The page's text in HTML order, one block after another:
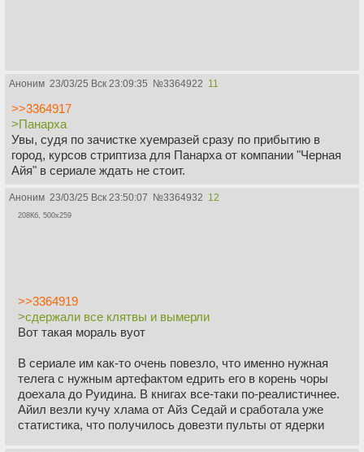
от гавани Кальпена, является «огромным [обнесенным
стеной] местом сбора тысяч людей, чтобы посмотреть
скачки или фейерверки иллюминаторов». Неподалеку
расположены Зал Ассамблеи лордов, Сад серебряных
бризов и Двор трех слив.
Самым большим из них является Королевский круг,
дворец.
Круг Панарха представляет собой высокую круглую
грязи в центре.
Дворец Панарха является домом Панарха в Танчико. Он
города. Прямые, широкие улицы на одном из высоких
холмов Вераны ведут по обе стороны от большой
площади перед белым мраморным дворцом с его снежными
куполами, увенчанными золотом и увенчанными золотыми
шпилями, или флюгерами и стройными башнями,
Аноним 23/03/25 Вск 23:09:35 №3364922 11
>>3364917
>Панарха
Увы, судя по зачистке хуемразей сразу по прибытию в
город, курсов стриптиза для Панарха от компании "Черная
Айя" в сериале ждать не стоит.
Аноним 23/03/25 Вск 23:50:07 №3364932 12
208Кб, 500x259
>>3364919
>сдержали все клятвы и вымерли
Вот такая мораль вуот
В сериале им как-то очень повезло, что именно нужная
телега с нужным артефактом едрить его в корень чоры
доехала до Руидина. В книгах все-таки по-реалистичнее.
Айил везли кучу хлама от Айз Седай и сработала уже
статистика, что получилось довезти пульты от ядерки